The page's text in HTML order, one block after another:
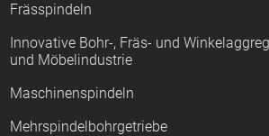
Frässpindeln
Innovative Bohr-, Fräs- und
und Möbelindustrie
Maschinenspindeln
Mehrspindelbohrgetriebe